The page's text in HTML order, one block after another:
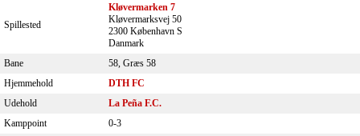
Spillested
Kløvermarken 7
Kløvermarksvej 50
2300 København S
Danmark
Bane
58, Græs 58
Hjemmehold
DTH FC
Udehold
La Peña F.C.
Kamppoint
0-3